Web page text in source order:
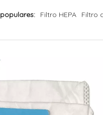
Filtro HEPA Filtro